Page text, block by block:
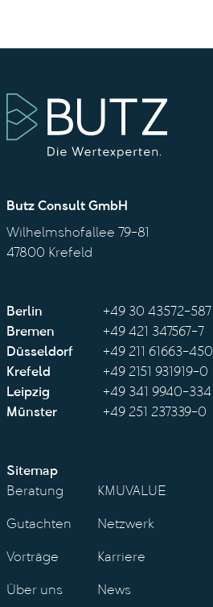
Butz Consult GmbH
Wilhelmshofallee 79-81
47800 Krefeld
Berlin
+49 30 43572-587
Bremen
+49 421 347567-7
Düsseldorf
+49 211 61663-450
Krefeld
+49 2151 931919-0
Leipzig
+49 341 9940-334
Münster
+49 251 237339-0
Sitemap
Beratung
KMUVALUE
Gutachten Netzwerk
Vorträge Karriere
Über uns News